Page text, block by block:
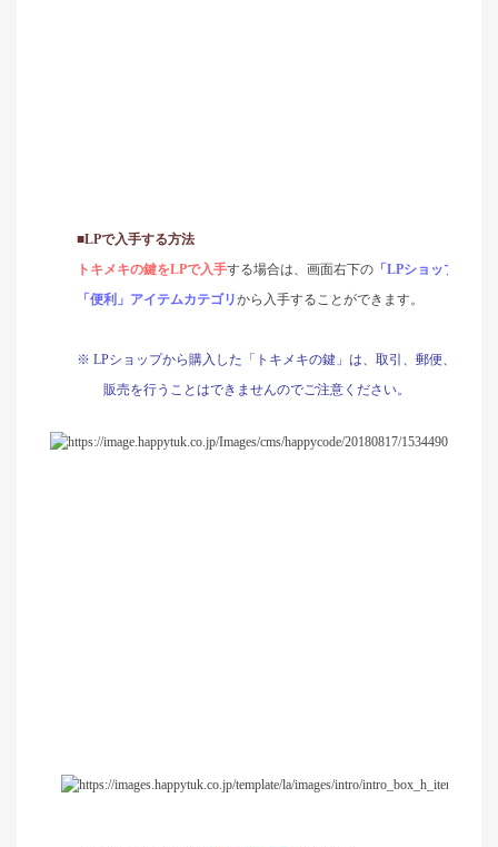
■LPで入手する方法
トキメキの鍵をLPで入手する場合は、画面右下の 「 LPショップ」ボ
「便利」アイテムカテゴリから入手することができます。
※ LPショップから購入した「トキメキの鍵」は、取引、郵便、個人
販売を行うことはできませんのでご注意ください。